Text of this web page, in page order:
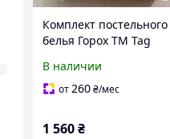
Комплект постельного
белья Горох ТМ Tag
В наличии
от260₴/мес
1 560₴